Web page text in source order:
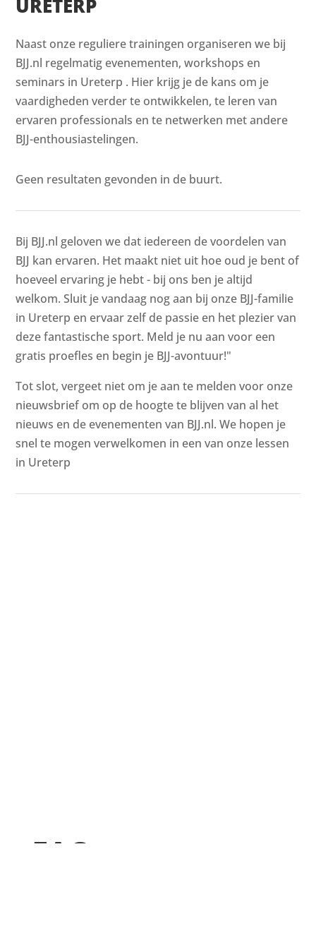
URETERP
Naast onze reguliere trainingen organiseren we bij
BJJ.nl regelmatig evenementen, workshops en
seminars in Ureterp . Hier krijg je de kans om je
vaardigheden verder te ontwikkelen, te leren van
ervaren professionals en te netwerken met andere
BJJ-enthousiastelingen.
Geen resultaten gevonden in de buurt.
Bij BJJ.nl geloven we dat iedereen de voordelen van
BJJ kan ervaren. Het maakt niet uit hoe oud je bent of
hoeveel ervaring je hebt - bij ons ben je altijd
welkom. Sluit je vandaag nog aan bij onze BJJ-familie
in Ureterp en ervaar zelf de passie en het plezier van
deze fantastische sport. Meld je nu aan voor een
gratis proefles en begin je BJJ-avontuur!"
Tot slot, vergeet niet om je aan te melden voor onze
nieuwsbrief om op de hoogte te blijven van al het
nieuws en de evenementen van BJJ.nl. We hopen je
snel te mogen verwelkomen in een van onze lessen
in Ureterp
FAQ